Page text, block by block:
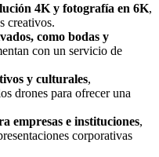
4K y fotografía en 6K,
creativos.
como bodas y
con un servicio de
y culturales,
drones para ofrecer una
empresas e instituciones,
corporativas